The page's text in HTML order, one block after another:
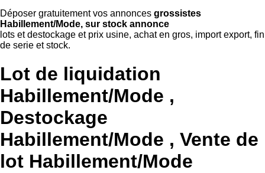
Déposer gratuitement vos annonces grossistes
Habillement/Mode, sur stock annonce
lots et destockage et prix usine, achat en gros, import export, fin
de serie et stock.
Lot de liquidation
Habillement/Mode ,
Destockage
Habillement/Mode , Vente de
lot Habillement/Mode